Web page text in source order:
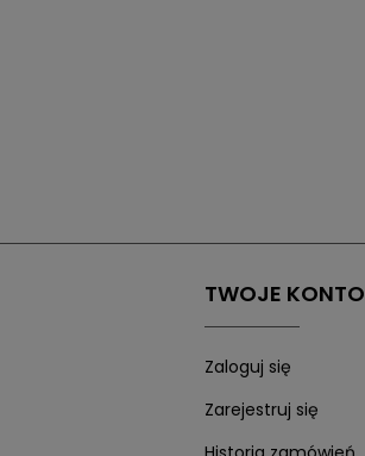
TWOJE KONTO
Zaloguj się
Zarejestruj się